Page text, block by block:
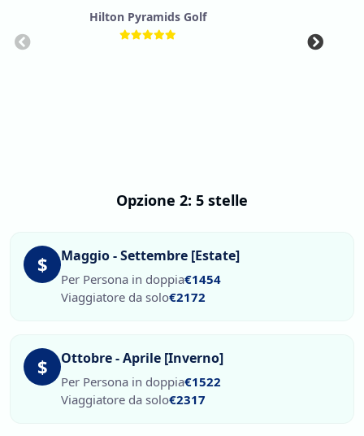
Hilton Pyramids Golf
Opzione 2: 5 stelle
$ Maggio - Settembre [Estate]
Per Persona in doppia€1454
Viaggiatore da solo€2172
$ Ottobre - Aprile [Inverno]
Per Persona in doppia€1522
Viaggiatore da solo€2317